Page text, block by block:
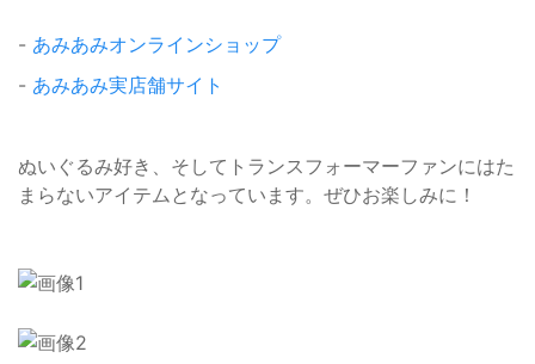
- あみあみオンラインショップ
- あみあみ実店舗サイト
ぬいぐるみ好き、そしてトランスフォーマーファンにはた
まらないアイテムとなっています。ぜひお楽しみに！